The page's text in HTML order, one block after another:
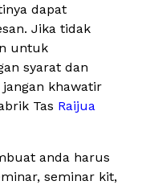
dapat
Jika tidak
untuk
syarat dan
khawatir
Tas Raijua
anda harus
seminar kit,